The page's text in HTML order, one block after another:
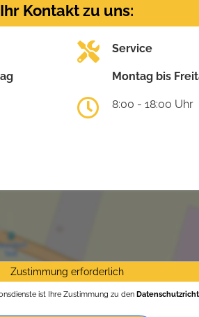
Ihr Kontakt zu uns:
Service
Montag bis
8:00 - 18:00 Uhr
Zustimmung erforderlich
ist Ihre Zustimmung zu den